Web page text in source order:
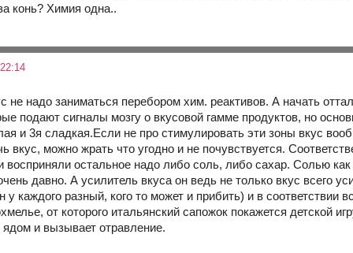
конь? Химия одна..
не надо заниматься перебором хим. реактивов. А начать
подают сигналы мозгу о вкусовой гамме продуктов, но
и 3я сладкая.Если не про стимулировать эти зоны вкус
вкус, можно жрать что угодно и не почувствуется.
восприняли остальное надо либо соль, либо сахар. Солью
давно. А усилитель вкуса он ведь не только вкус всего
у каждого разный, кого то может и прибить) и в
от которого итальянский сапожок покажется детской
ядом и вызывает отравление.